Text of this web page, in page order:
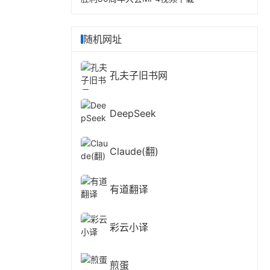
随机网址
孔夫子旧书网
DeepSeek
Claude(翻)
有道翻译
彩云小译
煎蛋